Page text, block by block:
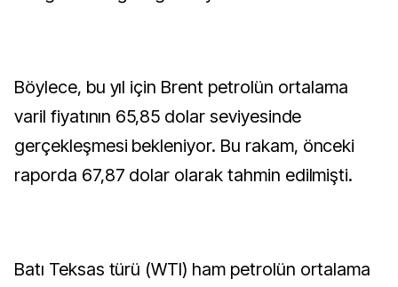
Böylece, bu yıl için Brent petrolün ortalama
varil fiyatının 65,85 dolar seviyesinde
gerçekleşmesi bekleniyor. Bu rakam, önceki
raporda 67,87 dolar olarak tahmin edilmişti.
Batı Teksas türü (WTI) ham petrolün ortalama